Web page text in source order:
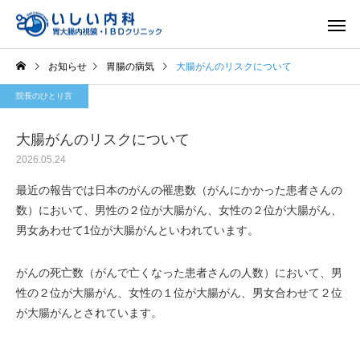
一般内科 胃内視
お知らせ 胃腸の病気 大腸がんのリスクについて
院長のひとり言
大腸がんのリスクについて
2026.05.24
最近の報告では日本のがんの罹患数（がんにかかった患者さんの
数）において、男性の２位が大腸がん、女性の２位が大腸がん、
男女あわせて1位が大腸がんといわれています。
がんの死亡数（がんで亡くなった患者さんの人数）において、男
性の２位が大腸がん、女性の１位が大腸がん、男女合わせて２位
が大腸がんとされています。